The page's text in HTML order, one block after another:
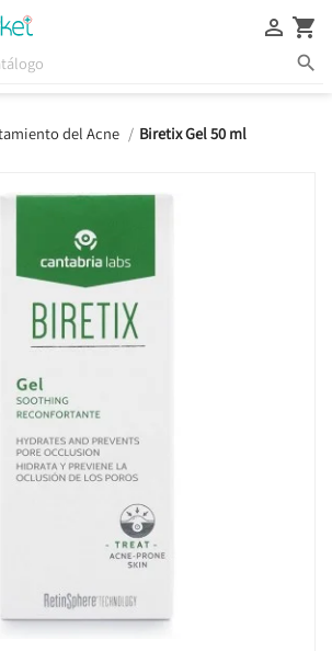

 
del Acne Biretix Gel 50 ml